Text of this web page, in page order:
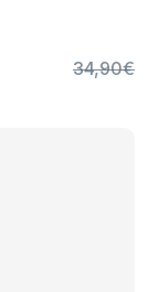
34,90€